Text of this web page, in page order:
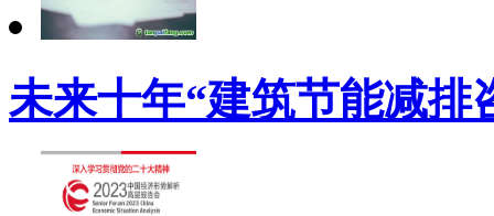
未来十年“建筑节能减排